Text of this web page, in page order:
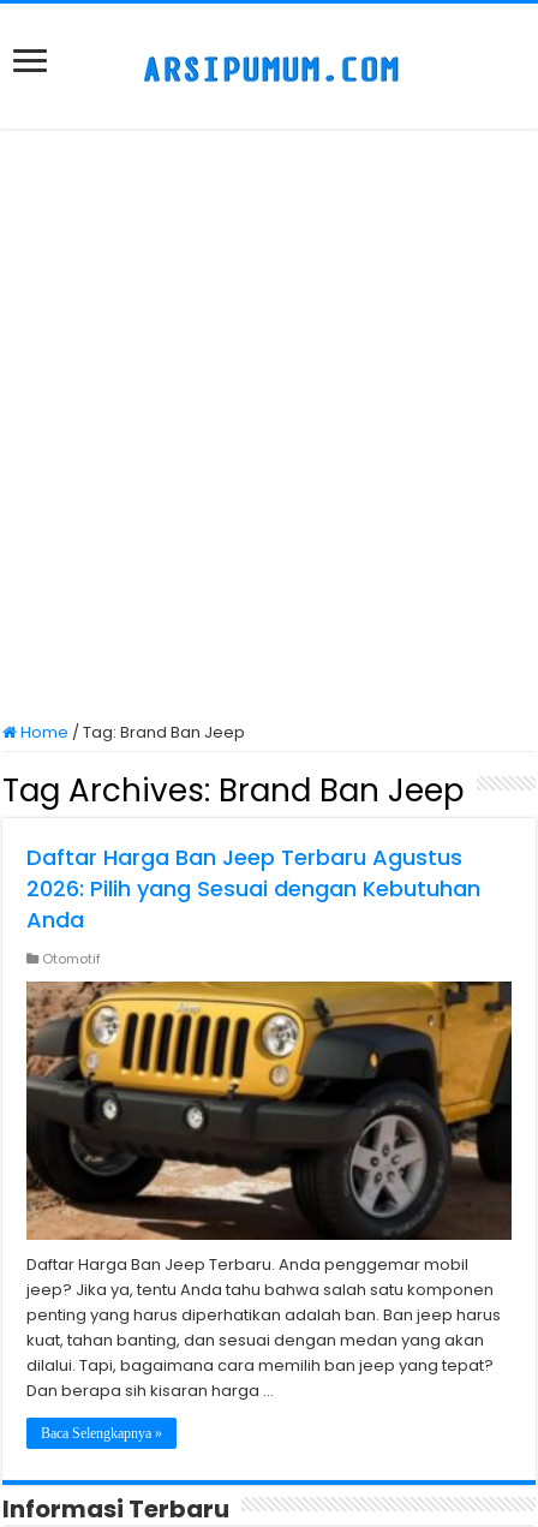
Home /Tag:Brand Ban Jeep
Tag Archives: Brand Ban Jeep
Daftar Harga Ban Jeep Terbaru Agustus
2026: Pilih yang Sesuai dengan Kebutuhan
Anda
Otomotif
Daftar Harga Ban Jeep Terbaru. Anda penggemar mobil
jeep? Jika ya, tentu Anda tahu bahwa salah satu komponen
penting yang harus diperhatikan adalah ban. Ban jeep harus
kuat, tahan banting, dan sesuai dengan medan yang akan
dilalui. Tapi, bagaimana cara memilih ban jeep yang tepat?
Dan berapa sih kisaran harga …
Baca Selengkapnya »
Informasi Terbaru